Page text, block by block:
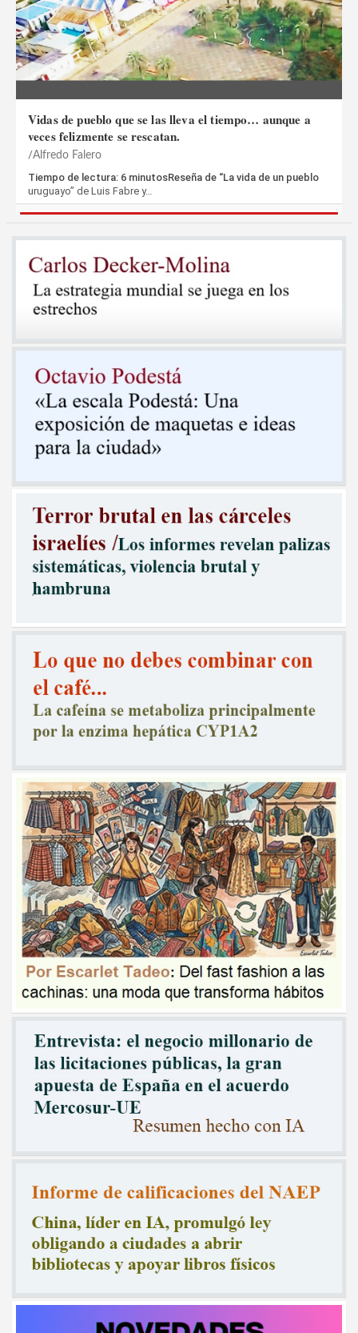
Vidas de pueblo que se las lleva el tiempo… aunque a
veces felizmente se rescatan.
Alfredo Falero
Tiempo de lectura: 6 minutosReseña de “La vida de un pueblo
uruguayo” de Luis Fabre y…